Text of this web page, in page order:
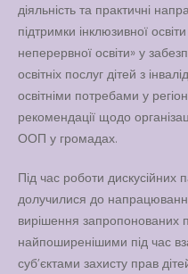
діяльність та практичні
підтримки інклюзивної
неперервної освіти» у
освітніх послуг дітей з
освітніми потребами у
рекомендації щодо
ООП у громадах.
Під час роботи дискусійних
долучилися до
вирішення запропонованих
найпоширенішими під час
субʼєктами захисту прав